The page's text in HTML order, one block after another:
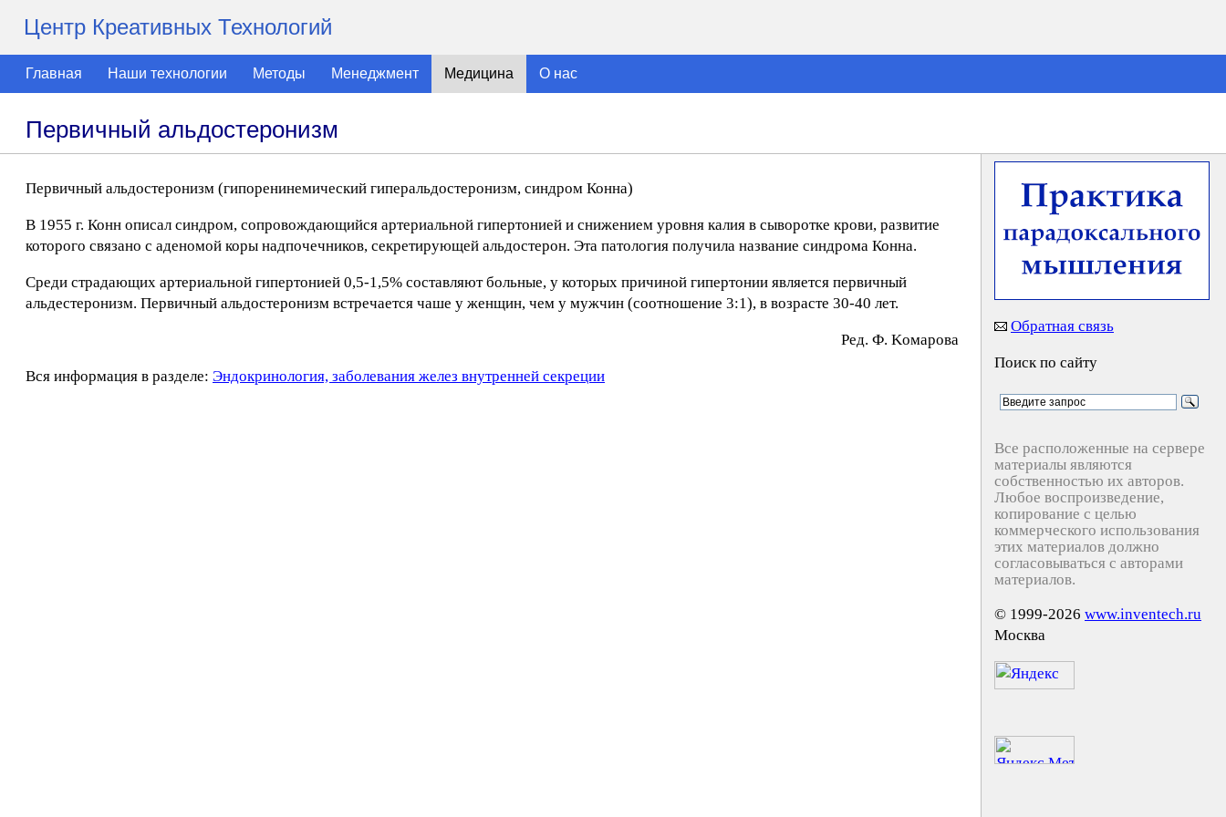
Центр Креативных Технологий
Главная Наши технологии Методы Менеджмент Медицина О нас
Первичный альдостеронизм
Первичный альдостеронизм (гипоренинемический гиперальдостеронизм, синдром Конна)
В 1955 г. Конн описал синдром, сопровождающийся артериальной гипертонией и снижением уровня калия в сыворотке крови, развитие
которого связано с аденомой коры надпочечников, секретирующей альдостерон. Эта патология получила название синдрома Конна.
Среди страдающих артериальной гипертонией 0,5-1,5% составляют больные, у которых причиной гипертонии является первичный
альдестеронизм. Первичный альдостеронизм встречается чаше у женщин, чем у мужчин (соотношение 3:1), в возрасте 30-40 лет.
Peд. Ф. Koмapoвa
Вся информация в разделе: Эндокринология, заболевания желез внутренней секреции
Обратная связь
Поиск по сайту
Все расположенные на сервере
материалы являются
собственностью их авторов.
Любое воспроизведение,
копирование с целью
коммерческого использования
этих материалов должно
согласовываться с авторами
материалов.
© 1999-2026 www.inventech.ru
Москва